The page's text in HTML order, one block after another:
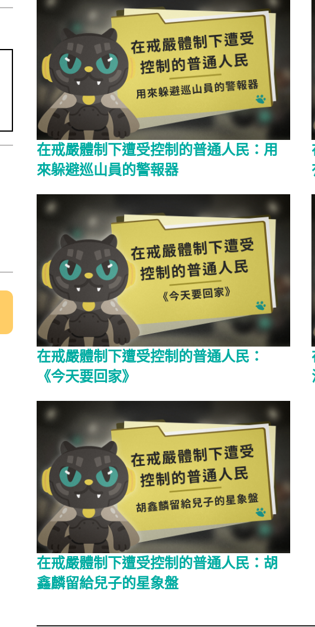
在戒嚴體制下遭受控制的普通人民：用
來躲避巡山員的警報器
在戒嚴體制下遭受控制的普通人民：
《今天要回家》
在戒嚴體制下遭受控制的普通人民：胡
鑫麟留給兒子的星象盤